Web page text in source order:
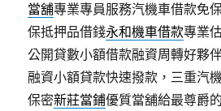
當舖專業專員服務汽機車借款免
保抵押品借錢永和機車借款專業
公開貸數小額借款融資周轉好夥
融資小額貸款快速撥款，三重汽
保密新莊當鋪優質當舖給最尊爵